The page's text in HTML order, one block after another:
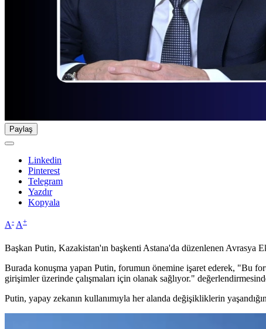
Paylaş
Linkedin
Pinterest
Telegram
Yazdır
Kopyala
A- A+
Başkan Putin, Kazakistan'ın başkenti Astana'da düzenlenen Avrasya
Burada konuşma yapan Putin, forumun önemine işaret ederek, "Bu
girişimler üzerinde çalışmaları için olanak sağlıyor."
Putin, yapay zekanın kullanımıyla her alanda değişikliklerin